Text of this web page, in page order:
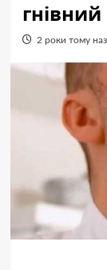
гнівний
2 роки тому